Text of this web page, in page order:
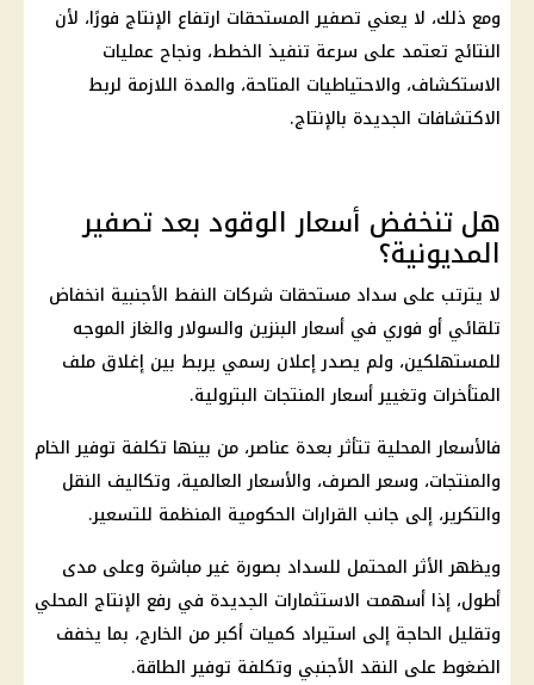
ومع ذلك، لا يعني تصفير المستحقات ارتفاع الإنتاج فورًا، لأن
النتائج تعتمد على سرعة تنفيذ الخطط، ونجاح عمليات
الاستكشاف، والاحتياطيات المتاحة، والمدة اللازمة لربط
الاكتشافات الجديدة بالإنتاج.
هل تنخفض أسعار الوقود بعد تصفير
المديونية؟
لا يترتب على سداد مستحقات شركات النفط الأجنبية انخفاض
تلقائي أو فوري في أسعار البنزين والسولاروالغاز الموجه
للمستهلكين، ولم يصدر إعلان رسمي يربط بين إغلاق ملف
المتأخرات وتغيير أسعارالمنتجات البترولية.
فالأسعار المحلية تتأثر بعدة عناصر، من بينها تكلفة توفير الخام
والمنتجات، وسعر الصرف، والأسعار العالمية، وتكاليف النقل
والتكرير، إلى جانب القرارات الحكومية المنظمة للتسعير.
ويظهر الأثر المحتمل للسداد بصورة غير مباشرة وعلى مدى
أطول، إذا أسهمت الاستثمارات الجديدة في رفع الإنتاج المحلي
وتقليل الحاجة إلى استيراد كميات أكبر من الخارج، بما يخفف
الضغوط على النقد الأجنبي وتكلفة توفير الطاقة.